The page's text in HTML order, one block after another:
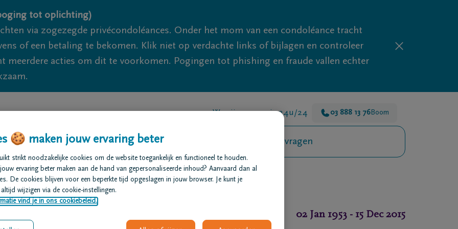
tot oplichting)
via zogezegde privécondoléances. Onder het mom van een condoléance tracht
of een betaling te bekomen. Klik niet op verdachte links of bijlagen en controleer
meerdere acties om dit te voorkomen. Pogingen tot phishing en fraude vallen echter
We zijn er voor je 24u/24 03 888 13 76Boom
regelen Overlijdensberichten Ons uitvaartcentrum Veelgestelde vragen
02 Jan 1953 - 15 Dec 2015
🍪 maken jouw ervaring beter
strikt noodzakelijke cookies om de website toegankelijk en functioneel te houden.
ervaring beter maken aan de hand van gepersonaliseerde inhoud? Aanvaard dan al
De cookies blijven voor een beperkte tijd opgeslagen in jouw browser. Je kunt je
wijzigen via de cookie-instellingen.
vind je in ons cookiebeleid.